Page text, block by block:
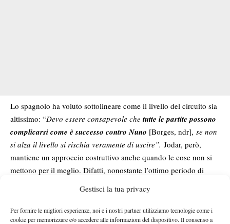
Gestisci la tua privacy
Per fornire le migliori esperienze, noi e i nostri partner utilizziamo tecnologie come i
cookie per memorizzare e/o accedere alle informazioni del dispositivo. Il consenso a
Lo spagnolo ha voluto sottolineare come il livello del circuito sia
altissimo: “Devo essere consapevole che tutte le partite possono
complicarsi come è successo contro Nuno [Borges, ndr], se non
si alza il livello si rischia veramente di uscire”. Jodar, però,
mantiene un approccio costruttivo anche quando le cose non si
mettono per il meglio. Difatti, nonostante l’ottimo periodo di
se le cose non vanno si accetta e si impara
Godersi le cose